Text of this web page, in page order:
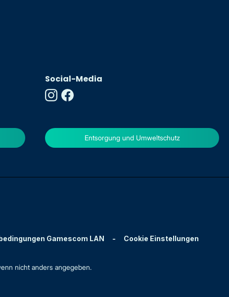
Entsorgung und Umweltschutz
Social-Media
Gamescom LAN - Cookie Einstellungen
nicht anders angegeben.